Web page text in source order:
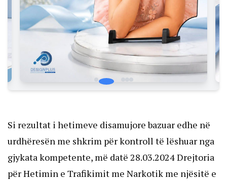
Si rezultat i hetimeve disamujore bazuar edhe në
urdhëresën me shkrim për kontroll të lëshuar nga
gjykata kompetente, më datë 28.03.2024 Drejtoria
për Hetimin e Trafikimit me Narkotik me njësitë e